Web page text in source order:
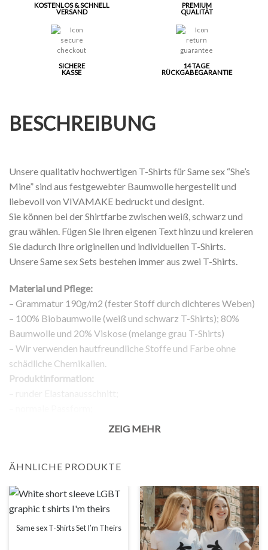
KOSTENLOS & SCHNELL
VERSAND
PREMIUM
QUALITÄT
SICHERE
KASSE
14 TAGE
RÜCKGABEGARANTIE
BESCHREIBUNG
Unsere qualitativ hochwertigen T-Shirts für Same sex “She’s
Mine” sind aus festgewebter Baumwolle hergestellt und
liebevoll von VIVAMAKE bedruckt und designt.
Sie können bei der Shirtfarbe zwischen weiß, schwarz und
grau wählen. Fügen Sie Ihren eigenen Text hinzu und kreieren
Sie dadurch Ihre originellen und individuellen T-Shirts.
Unsere Same sex Sets bestehen immer aus zwei T-Shirts.
Material und Pflege:
– Grammatur 190g/m2 (fester Stoff durch dichteres Weben)
– 100% Biobaumwolle (weiß und schwarz T-Shirts); 80%
Baumwolle und 20% Viskose (melange grau T-Shirts)
– Wir verwenden hautfreundliche Stoffe und Farbe ohne
schädliche Chemikalien.
Produktinformation:
– 100% Rückgabegarantie.
Anmerkung:
Die tatsächliche Farbe Ihres Produkts kann leicht von den
Bildern der Webseite abweichen. Dies kann verschiedene
Gründe haben, wie zum Beispiel die Helligkeit Ihres
Bildschirms oder die Lichtverhältnisse.
ZEIG MEHR
ÄHNLICHE PRODUKTE
Same sex T-Shirts Set I’m Theirs